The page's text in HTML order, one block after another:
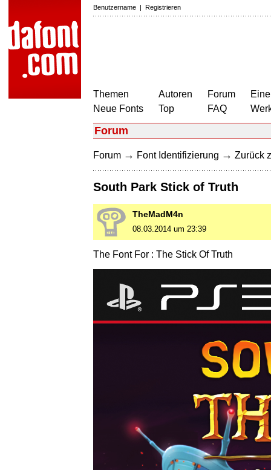
Benutzername | Registrieren
Themen
Neue Fonts
Autoren
Top
Forum
FAQ
Forum
Forum → Font Identifizierung → Zurück
South Park Stick of Truth
TheMadM4n
08.03.2014 um 23:39
The Font For : The Stick Of Truth